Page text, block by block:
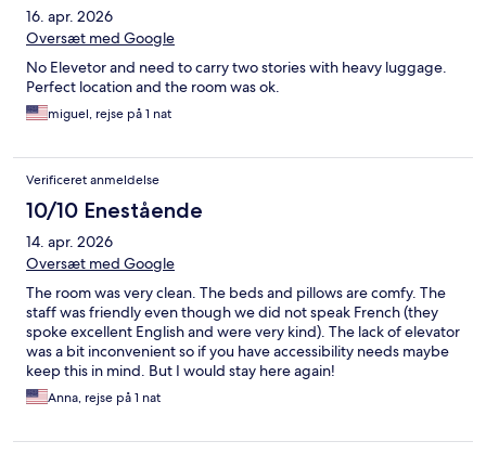
16. apr. 2026
Oversæt med Google
No Elevetor and need to carry two stories with heavy luggage.
Perfect location and the room was ok.
miguel, rejse på 1 nat
Verificeret anmeldelse
10/10 Enestående
14. apr. 2026
Oversæt med Google
The room was very clean. The beds and pillows are comfy. The
staff was friendly even though we did not speak French (they
spoke excellent English and were very kind). The lack of elevator
was a bit inconvenient so if you have accessibility needs maybe
keep this in mind. But I would stay here again!
Anna, rejse på 1 nat